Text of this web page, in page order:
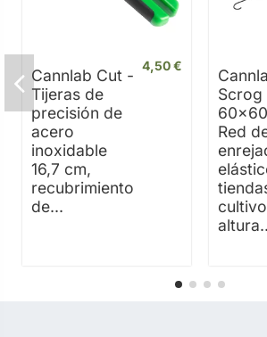
Cannlab Cut -
Tijeras de
precisión de
acero
inoxidable
16,7 cm,
recubrimiento
de...
4,50 €
Scrog
Red